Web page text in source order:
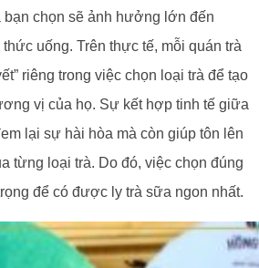
bạn chọn sẽ ảnh hưởng lớn đến
uống. Trên thực tế, mỗi quán trà
riêng trong việc chọn loại trà để tạo
vị của họ. Sự kết hợp tinh tế giữa
lại sự hài hòa mà còn giúp tôn lên
từng loại trà. Do đó, việc chọn đúng
để có được ly trà sữa ngon nhất.